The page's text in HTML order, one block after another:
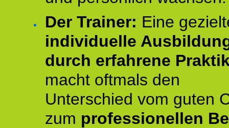
Der Trainer: Eine
individuelle
durch erfahrene
macht oftmals den
Unterschied vom guten
zum professionellen